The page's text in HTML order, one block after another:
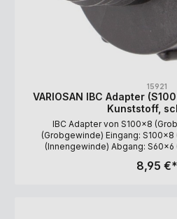
15921
VARIOSAN IBC Adapter
Kunststoff,
IBC Adapter von S100x8
(Grobgewinde) Eingang:
(Innengewinde) Abgang:
8,95 €*